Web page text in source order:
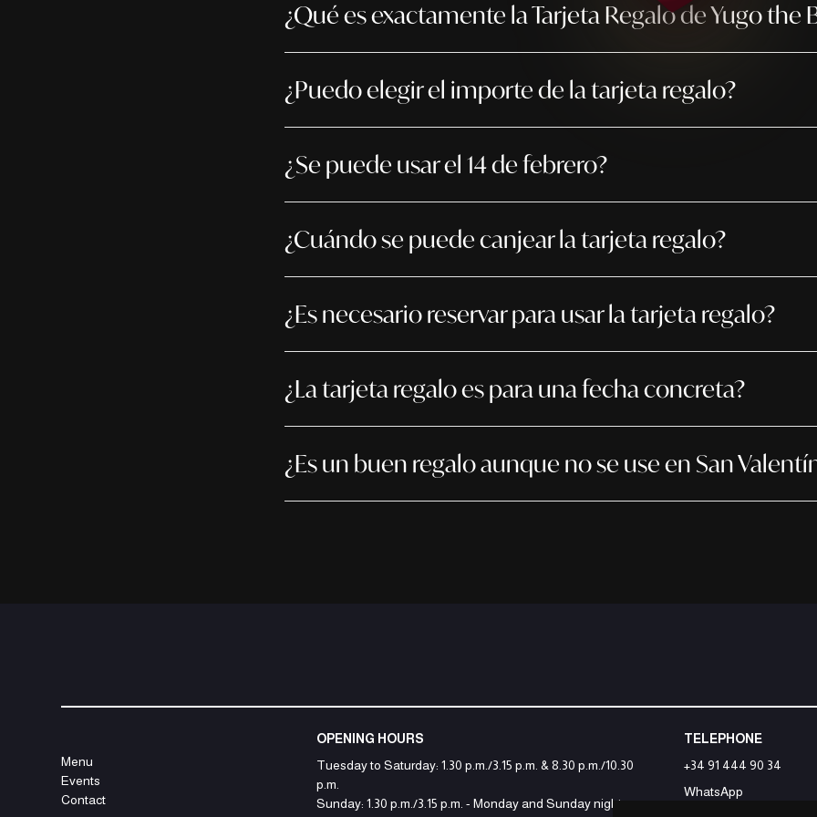
¿Qué es exactamente la Tarjeta Regalo de Yugo the
¿Puedo elegir el importe de la tarjeta regalo?
¿Se puede usar el 14 de febrero?
¿Cuándo se puede canjear la tarjeta regalo?
¿Es necesario reservar para usar la tarjeta regalo?
¿La tarjeta regalo es para una fecha concreta?
¿Es un buen regalo aunque no se use en San
Menu
Events
Contact
OPENING HOURS
Tuesday to Saturday: 1.30 p.m./3.15 p.m. & 8.30 p.m./10.30
p.m.
Sunday: 1.30 p.m./3.15 p.m. - Monday and Sunday nights
TELEPHONE
+34 91 444 90 34
WhatsApp